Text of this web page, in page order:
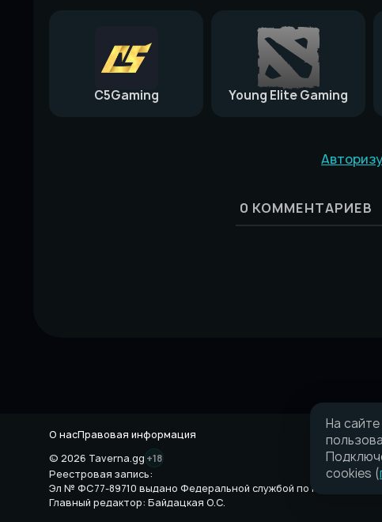
C5Gaming Young Elite Gaming
0 КОММЕНТАРИЕВ
О насПравовая информация
© 2026 Taverna.gg +18
Реестровая запись:
Эл № ФС77-89710 выдано Федеральной службой по надзору в
Главный редактор: Байдацкая О.С.
На
cookies (